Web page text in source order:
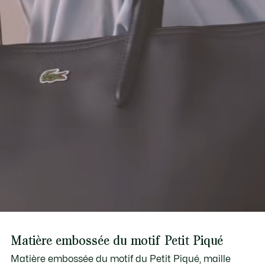
Crocodile vert brodé
Matière embossée du motif Petit Piqué
Matière embossée du motif du Petit Piqué, maille